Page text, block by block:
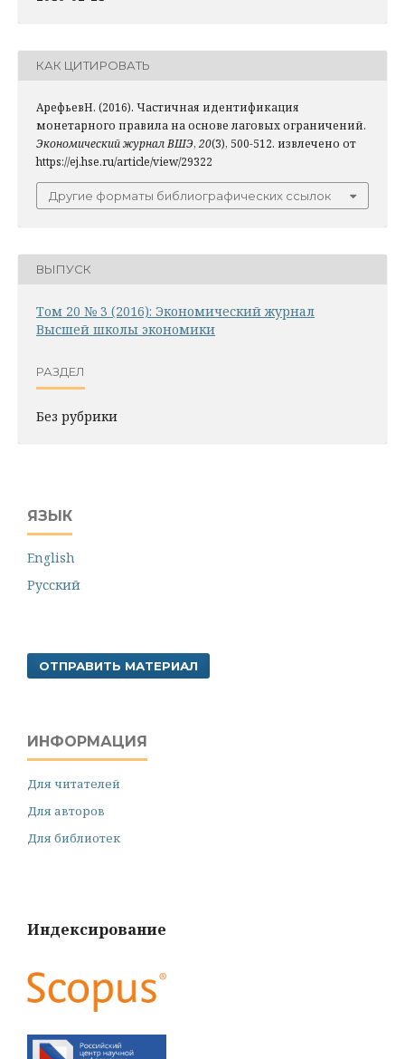
КАК ЦИТИРОВАТЬ
АрефьевН. (2016). Частичная идентификация
монетарного правила на основе лаговых ограничений.
Экономический журнал ВШЭ, 20(3), 500-512. извлечено от
https://ej.hse.ru/article/view/29322
Другие форматы библиографических ссылок
ВЫПУСК
Том 20 № 3 (2016): Экономический журнал
Высшей школы экономики
РАЗДЕЛ
Без рубрики
ЯЗЫК
English
Русский
ОТПРАВИТЬ МАТЕРИАЛ
ИНФОРМАЦИЯ
Для читателей
Для авторов
Для библиотек
Индексирование